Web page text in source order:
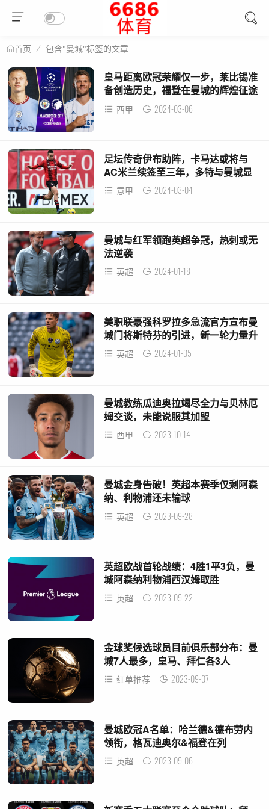
首页 包含"曼城"标签的文章
皇马距离欧冠荣耀仅一步，莱比锡准
备创造历史，福登在曼城的辉煌征途
西甲 2024-03-06
足坛传奇伊布助阵，卡马达或将与
AC米兰续签至三年，多特与曼城显
示出浓厚兴趣
意甲 2024-03-04
曼城与红军领跑英超争冠，热刺或无
法逆袭
英超 2024-01-18
美职联豪强科罗拉多急流官方宣布曼
城门将斯特芬的引进，新一轮力量升
级！英超 2024-01-05
曼城教练瓜迪奥拉竭尽全力与贝林厄
姆交谈，未能说服其加盟
西甲 2023-10-14
曼城金身告破！英超本赛季仅剩阿森
纳、利物浦还未输球
英超 2023-09-28
英超欧战首轮战绩：4胜1平3负，曼
城阿森纳利物浦西汉姆取胜
英超 2023-09-22
金球奖候选球员目前俱乐部分布：曼
城7人最多，皇马、拜仁各3人
红单推荐 2023-09-07
曼城欧冠A名单：哈兰德&德布劳内
领衔，格瓦迪奥尔&福登在列
英超 2023-09-06